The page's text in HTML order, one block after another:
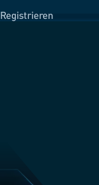
Registrieren